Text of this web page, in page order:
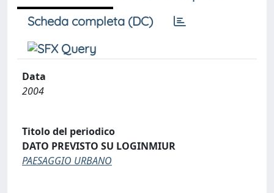
Scheda completa (DC)
Data
2004
Titolo del periodico
DATO PREVISTO SU LOGINMIUR
PAESAGGIO URBANO